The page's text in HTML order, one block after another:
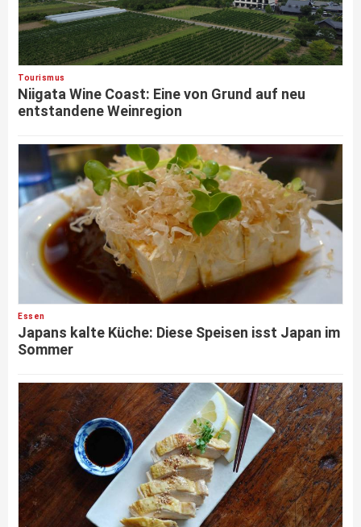
Tourismus
Niigata Wine Coast: Eine von Grund auf neu
entstandene Weinregion
Essen
Japans kalte Küche: Diese Speisen isst Japan im
Sommer